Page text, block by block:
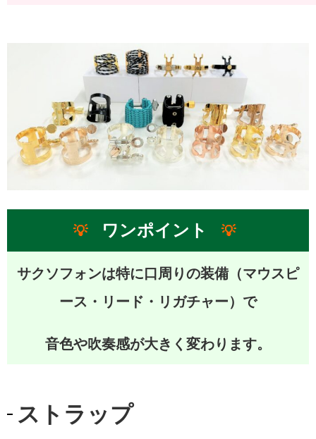
💡 ワンポイント 💡
サクソフォンは特に口周りの装備（マウスピ
ース・リード・リガチャー）で
音色や吹奏感が大きく変わります。
ストラップ